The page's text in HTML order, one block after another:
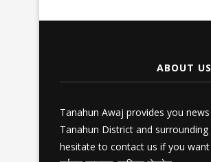
ABOUT US
Tanahun Awaj provides you
Tanahun District and
hesitate to contact us if you